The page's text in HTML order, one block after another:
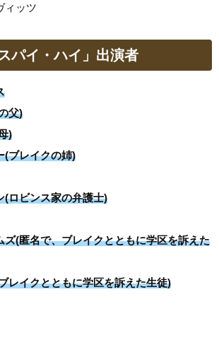
ィッツ
スパイ・ハイ」出演者
父)
)
(ブレイクの姉)
(ロビンス家の弁護士)
ズ(匿名で、ブレイクとともに学区を訴えた
レイクとともに学区を訴えた生徒)